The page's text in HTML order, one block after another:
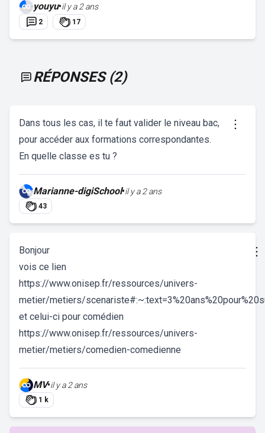
youyu•il y a 2 ans
2 17
RÉPONSES (2)
Dans tous les cas, il te faut valider le niveau bac,
pour accéder aux formations correspondantes.
En quelle classe es tu ?
Marianne-digiSchool•il y a 2 ans
43
Bonjour
vois ce lien
https://www.onisep.fr/ressources/univers-
metier/metiers/
et celui-ci pour comédien
https://www.onisep.fr/ressources/univers-
metier/metiers/comedien-comedienne
MV•il y a 2 ans
1 k